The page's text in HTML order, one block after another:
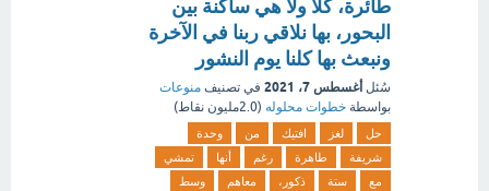
طائرة، كلا ولا هي ساكنة بين
البحور، بها نلاقي ربنا في الآخرة
ونبعث بها كلنا يوم النشور
سُئل أغسطس 7، 2021 في تصنيف منوعات
بواسطة خطوات محلوله (2.0مليون نقاط)
حل لغز افتيك من
وحدة
شريفة
طاهرة رغم أنها
تمشي
مع
ستة ذكور، معاهم
وسط